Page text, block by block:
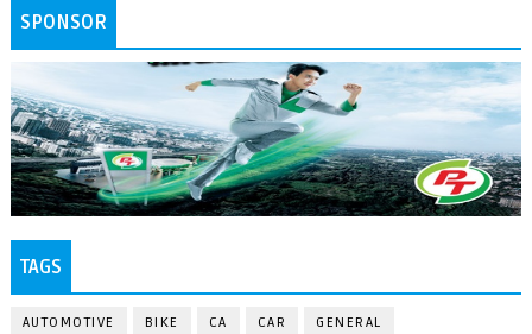
SPONSOR
TAGS
AUTOMOTIVE BIKE CA CAR GENERAL